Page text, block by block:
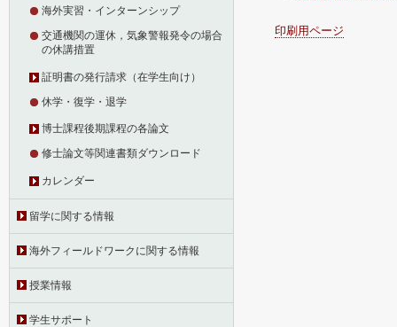
海外実習・インターンシップ
交通機関の運休，気象警報発令の場合
の休講措置
証明書の発行請求（在学生向け）
休学・復学・退学
博士課程後期課程の各論文
修士論文等関連書類ダウンロード
カレンダー
留学に関する情報
海外フィールドワークに関する情報
授業情報
学生サポート
印刷用ページ